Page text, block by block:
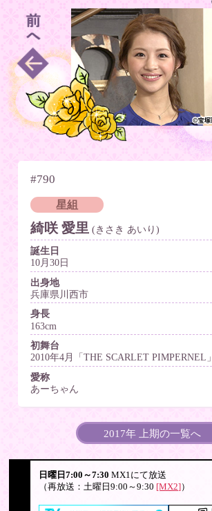
#790
星組
綺咲 愛里 (きさき あいり)
誕生日
10月30日
出身地
兵庫県川西市
身長
163cm
初舞台
2010年4月「THE SCARLET PIMPERNEL」
愛称
あーちゃん
2017年 上期の一覧へ
日曜日7:00～7:30 MX1にて放送
（再放送：土曜日9:00～9:30 [MX2]）